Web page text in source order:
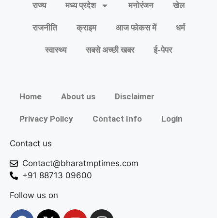
राज्य मध्य प्रदेश मनोरंजन खेल
राजनीति क्राइम आज फोकस में धर्म
स्वास्थ्य सबसे अच्छी खबर ई-पेपर
Home About us Disclaimer
Privacy Policy Contact Info Login
Contact us
Contact@bharatmptimes.com
+91 88713 09600
Follow us on